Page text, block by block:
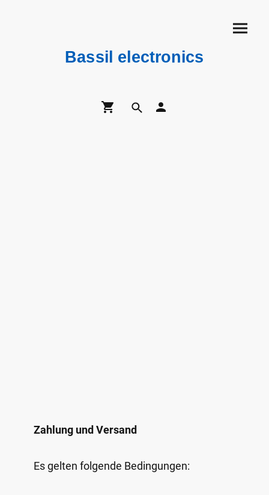
Bassil electronics
Zahlung und Versand
Es gelten folgende Bedingungen: